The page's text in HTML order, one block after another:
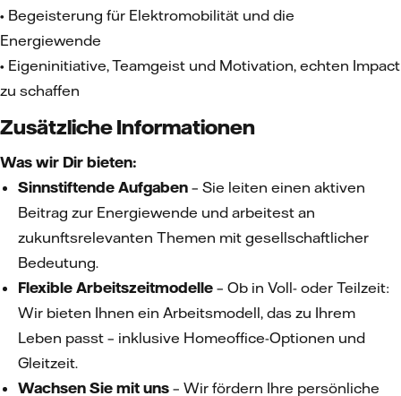
• Begeisterung für Elektromobilität und die
Energiewende
• Eigeninitiative, Teamgeist und Motivation, echten Impact
zu schaffen
Zusätzliche Informationen
Was wir Dir bieten:
Sinnstiftende Aufgaben – Sie leiten einen aktiven
Beitrag zur Energiewende und arbeitest an
zukunftsrelevanten Themen mit gesellschaftlicher
Bedeutung.
Flexible Arbeitszeitmodelle – Ob in Voll- oder Teilzeit:
Wir bieten Ihnen ein Arbeitsmodell, das zu Ihrem
Leben passt – inklusive Homeoffice-Optionen und
Gleitzeit.
Wachsen Sie mit uns – Wir fördern Ihre persönliche